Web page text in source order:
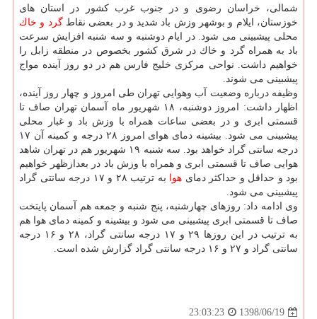
شمالی، خراسان رضوی و در جنوب غرب كشور در استان های
خوزستان، ایلام و بوشهر وزش باد شدید و در بعضی نقاطگرد و خاك
محلی پیشبینی می شود. در ایام دوشنبه و سه شنبه افزایش سرعت
باد به همراه گرد و خاك در شرق كشور بخصوص در منطقه زابل را
خواهیم داشت. نواحی مركزی خلیج فارس هم در دو روز آینده مواج
پیشبینی می شوند.
وظیفه درباره وضعیت آب وهوایی تهران طی امروز و چهار روز آینده،
اظهار داشت: امروز دوشنبه، ۱۸ شهریور ماه آسمان تهران صاف تا
قسمتی ابری و در بعضی ساعات همراه با وزش باد و غبار محلی
پیشبینی می شود. بیشینه دمای هوای امروز ۲۸ درجه و كمینه آن ۱۷
درجه سانتی گراد خواهد بود. سه شنبه ۱۹ شهریور هم در تهران شاهد
هوایی صاف تا قسمتی ابری و همراه با وزش باد در بعدازظهر خواهیم
بود و حداقل و حداكثر دمای هوا
به ترتیب ۲۸ و ۱۷ درجه سانتی گراد
پیشبینی می شود.
وی ادامه داد: روزهای چهارشنبه، پنج شنبه و جمعه هم آسمان پایتخت
صاف تا قسمتی ابری پیشبینی می شود و بیشینه و كمینه دمای هوا هم
به ترتیب در این روزها ۲۹ و ۱۷ درجه سانتی گراد، ۲۸ و ۱۶ درجه
سانتی گراد و ۲۷ و ۱۶ درجه سانتی گراد گزارش شده است.
1398/06/19
23:03:23